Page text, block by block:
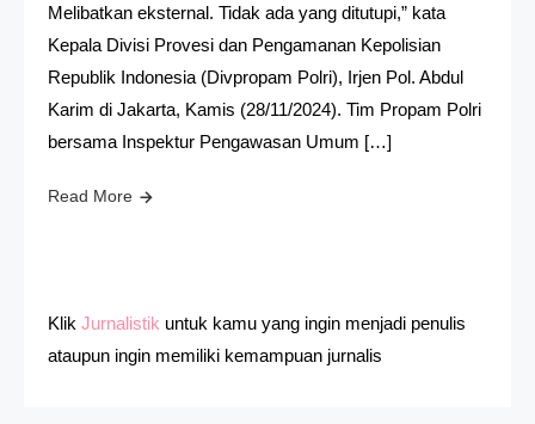
Melibatkan eksternal. Tidak ada yang ditutupi,” kata
Kepala Divisi Provesi dan Pengamanan Kepolisian
Republik Indonesia (Divpropam Polri), Irjen Pol. Abdul
Karim di Jakarta, Kamis (28/11/2024). Tim Propam Polri
bersama Inspektur Pengawasan Umum […]
Read More
Klik Jurnalistik untuk kamu yang ingin menjadi penulis
ataupun ingin memiliki kemampuan jurnalis